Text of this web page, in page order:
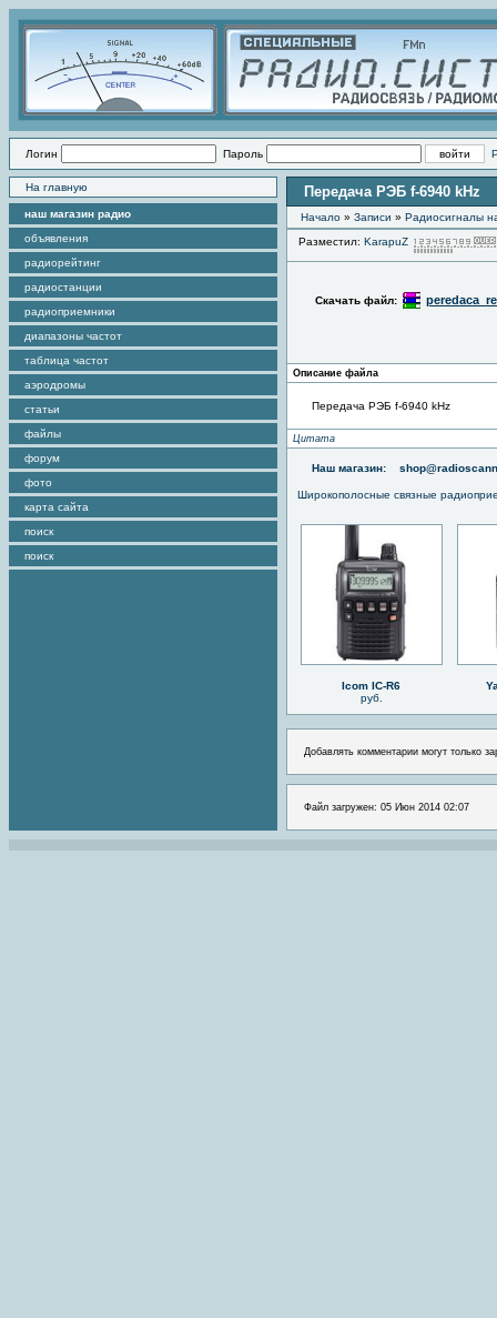
Логин Пароль
На главную
наш магазин радио
объявления
радиорейтинг
радиостанции
радиоприемники
диапазоны частот
таблица частот
аэродромы
статьи
файлы
форум
фото
карта сайта
поиск
поиск
Передача РЭБ f-6940 kHz
Начало » Записи » Радиоcигналы
Разместил: KarapuZ
Скачать файл:
Описание файла
Передача РЭБ f-6940 kHz
Цитата
Наш магазин:
Широкополосные связные
Icom IC-R6
руб.
Добавлять комментарии могут только
Файл загружен: 05 Июн 2014 02:07